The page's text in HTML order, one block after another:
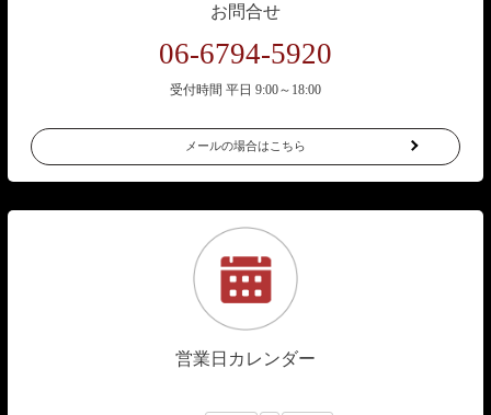
お問合せ
06-6794-5920
受付時間 平日 9:00～18:00
メールの場合はこちら
営業日カレンダー